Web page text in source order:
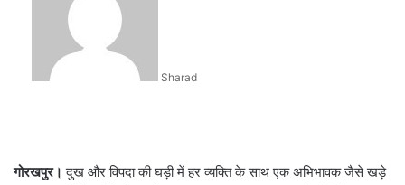
Sharad
गोरखपुर। दुख और विपदा की घड़ी में हर व्यक्ति के साथ एक अभिभावक जैसे खड़े